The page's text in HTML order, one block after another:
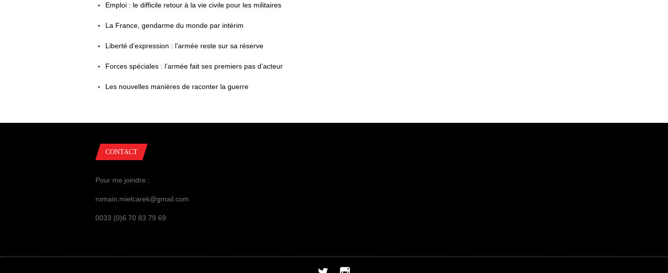
Emploi : le difficile retour à la vie civile pour les militaires
La France, gendarme du monde par intérim
Liberté d’expression : l’armée reste sur sa réserve
Forces spéciales : l’armée fait ses premiers pas d’acteur
Les nouvelles manières de raconter la guerre
CONTACT
Pour me joindre :
romain.mielcarek@gmail.com
0033 (0)6 70 83 79 69